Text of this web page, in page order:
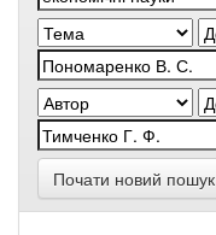
Почати новий пошук